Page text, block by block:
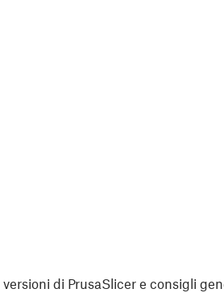
di PrusaSlicer e consigli